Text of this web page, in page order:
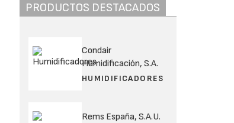
PRODUCTOS DESTACADOS
Condair
Humidificación, S.A.
HUMIDIFICADORES
Rems España, S.A.U.